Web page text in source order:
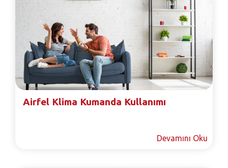
Airfel Klima Kumanda Kullanımı
Devamını Oku